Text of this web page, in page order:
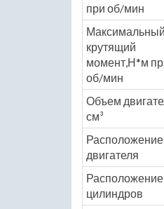
при об/мин
Максимальный
крутящий
момент,Н*м
об/мин
Объем
см³
Расположение
двигателя
Расположение
цилиндров